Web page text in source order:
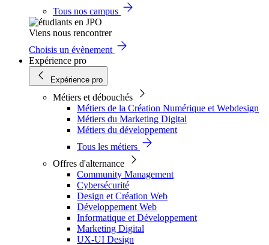
Tous nos campus
Viens nous rencontrer
Choisis un évènement
Expérience pro
Expérience pro
Métiers et débouchés
Métiers de la Création Numérique et Webdesign
Métiers du Marketing Digital
Métiers du développement
Tous les métiers
Offres d'alternance
Community Management
Cybersécurité
Design et Création Web
Développement Web
Informatique et Développement
Marketing Digital
UX-UI Design